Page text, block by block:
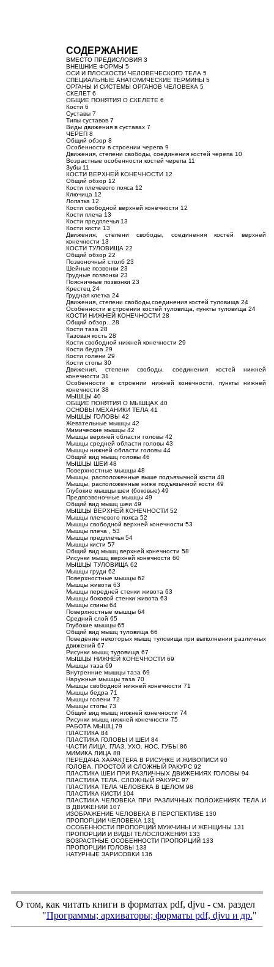
СОДЕРЖАНИЕ
ВМЕСТО ПРЕДИСЛОВИЯ 3
ВНЕШНИЕ ФОРМЫ 5
ОСИ И ПЛОСКОСТИ ЧЕЛОВЕЧЕСКОГО ТЕЛА 5
СПЕЦИАЛЬНЫЕ АНАТОМИЧЕСКИЕ ТЕРМИНЫ 5
ОРГАНЫ И СИСТЕМЫ ОРГАНОВ ЧЕЛОВЕКА 5
СКЕЛЕТ 6
ОБЩИЕ ПОНЯТИЯ О СКЕЛЕТЕ 6
Кости 6
Суставы 7
Типы суставов 7
Виды движения в суставах 7
ЧЕРЕП 8
Общий обзор 8
Особенности в строении черепа 9
Движения, степени свободы, соединения костей черепа 10
Возрастные особенности костей черепа 11
Зубы 11
КОСТИ ВЕРХНЕЙ КОНЕЧНОСТИ 12
Общий обзор 12
Кости плечевого пояса 12
Ключица 12
Лопатка 12
Кости свободной верхней конечности 12
Кости плеча 13
Кости предплечья 13
Кости кисти 13
Движения, степени свободы, соединения костей верхней
конечности 13
КОСТИ ТУЛОВИЩА 22
Общий обзор 22
Позвоночный столб 23
Шейные позвонки 23
Грудные позвонки 23
Поясничные позвонки 23
Крестец 24
Грудная клетка 24
Движения, степени свободы,соединения костей туловища 24
Особенности в строении костей туловища, пункты туловища 24
КОСТИ НИЖНЕЙ КОНЕЧНОСТИ 28
Общий обзор.. 28
Кости таза 28
Тазовая кость 28
Кости свободной нижней конечности 29
Кости бедра 29
Кости голени 29
Кости стопы 30
Движения, степени свободы, соединения костей нижней
конечности 31
Особенности в строении нижней конечности, пункты нижней
конечности 38
МЫШЦЫ 40
ОБЩИЕ ПОНЯТИЯ О МЫШЦАХ 40
ОСНОВЫ МЕХАНИКИ ТЕЛА 41
МЫШЦЫ ГОЛОВЫ 42
Жевательные мышцы 42
Мимические мышцы 42
Мышцы верхней области головы 42
Мышцы средней области головы 43
Мышцы нижней области головы 44
Общий вид мышц головы 46
МЫШЦЫ ШЕИ 48
Поверхностные мышцы 48
Мышцы, расположенные выше подъязычной кости 48
Мышцы, расположенные ниже подъязычной кости 49
Глубокие мышцы шеи (боковые) 49
Предпозвоночные мышцы 49
Общий вид мышц шеи 49
МЫШЦЫ ВЕРХНЕЙ КОНЕЧНОСТИ 52
Мышцы плечевого пояса 52
Мышцы свободной верхней конечности 53
Мышцы плеча , 53
Мышцы предплечья 54
Мышцы кисти 57
Общий вид мышц верхней конечности 58
Рисунки мышц верхней конечности 60
МЫШЦЫ ТУЛОВИЩА 62
Мышцы груди 62
Поверхностные мышцы 62
Мышцы живота 63
Мышцы передней стенки живота 63
Мышцы боковой стенки живота 63
Мышцы спины 64
Поверхностные мышцы 64
Средний слой 65
Глубокие мышцы 65
Общий вид мышц туловища 66
Поведение некоторых мышц туловища при выполнении различных
движений 67
Рисунки мышц туловища 67
МЫШЦЫ НИЖНЕЙ КОНЕЧНОСТИ 69
Мышцы таза 69
Внутренние мышцы таза 69
Наружные мышцы таза 70
Мышцы свободной нижней конечности 71
Мышцы бедра 71
Мышцы голени 72
Мышцы стопы 73
Общий вид мышц нижней конечности 74
Рисунки мышц нижней конечности 75
РАБОТА МЫШЦ 79
ПЛАСТИКА 84
ПЛАСТИКА ГОЛОВЫ И ШЕИ 84
ЧАСТИ ЛИЦА. ГЛАЗ, УХО. НОС, ГУБЫ 86
МИМИКА ЛИЦА 88
ПЕРЕДАЧА ХАРАКТЕРА В РИСУНКЕ И ЖИВОПИСИ 90
ГОЛОВА. ПРОСТОЙ И СЛОЖНЫЙ РАКУРС 92
ПЛАСТИКА ШЕИ ПРИ РАЗЛИЧНЫХ ДВИЖЕНИЯХ ГОЛОВЫ 94
ПЛАСТИКА ТЕЛА. СЛОЖНЫЙ РАКУРС 97
ПЛАСТИКА ТЕЛА ЧЕЛОВЕКА В ЦЕЛОМ 98
ПЛАСТИКА КИСТИ 104
ПЛАСТИКА ЧЕЛОВЕКА ПРИ РАЗЛИЧНЫХ ПОЛОЖЕНИЯХ ТЕЛА И
В ДВИЖЕНИИ 107
ИЗОБРАЖЕНИЕ ЧЕЛОВЕКА В ПЕРСПЕКТИВЕ 130
ПРОПОРЦИИ ЧЕЛОВЕКА 131
ОСОБЕННОСТИ ПРОПОРЦИЙ МУЖЧИНЫ И ЖЕНЩИНЫ 131
ПРОПОРЦИИ И ВИДЫ ТЕЛОСЛОЖЕНИЯ 133
ВОЗРАСТНЫЕ ОСОБЕННОСТИ ПРОПОРЦИЙ 133
ПРОПОРЦИИ ГОЛОВЫ 133
НАТУРНЫЕ ЗАРИСОВКИ 136
О том, как читать книги в форматах pdf, djvu - см. раздел
"Программы; архиваторы; форматы pdf, djvu и др."